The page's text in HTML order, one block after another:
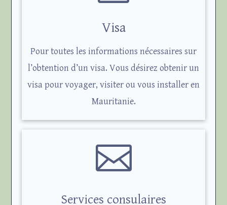
Visa
Pour toutes les informations nécessaires sur
l’obtention d’un visa. Vous désirez obtenir un
visa pour voyager, visiter ou vous installer en
Mauritanie.

Services consulaires